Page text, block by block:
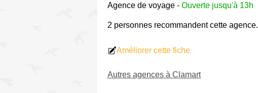
Agence de voyage - Ouverte jusqu'à 13h
2 personnes recommandentcette agence.
Améliorer cette fiche
Autres agences à Clamart